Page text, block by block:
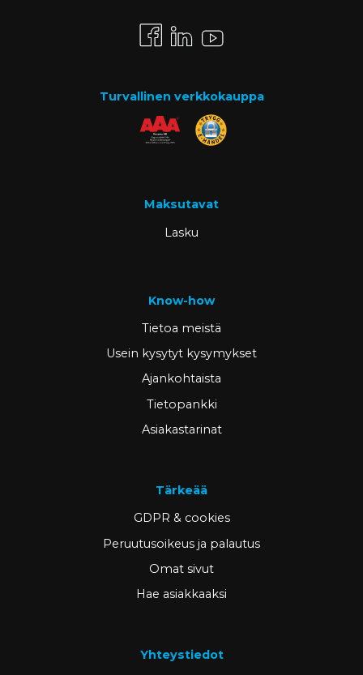
Turvallinen verkkokauppa
Maksutavat
Lasku
Know-how
Tietoa meistä
Usein kysytyt kysymykset
Ajankohtaista
Tietopankki
Asiakastarinat
Tärkeää
GDPR & cookies
Peruutusoikeus ja palautus
Omat sivut
Hae asiakkaaksi
Yhteystiedot